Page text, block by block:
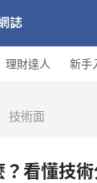
理財達人 新手
技術面
看懂技